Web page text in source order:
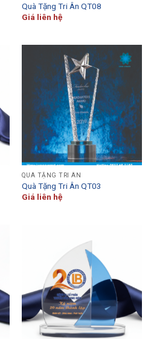
Quà Tặng Tri Ân QT08
Giá liên hệ
QUÀ TẶNG TRI ÂN
Quà Tặng Tri Ân QT03
Giá liên hệ